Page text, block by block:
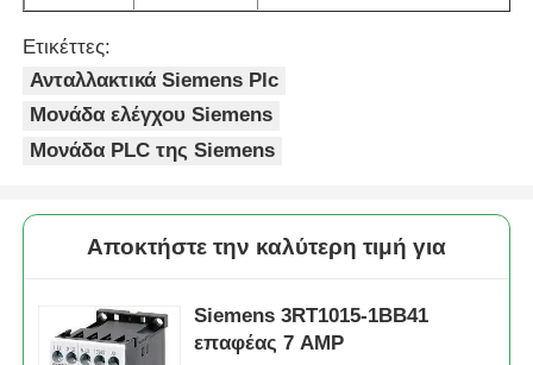
Ετικέττες:
Ανταλλακτικά Siemens Plc
Μονάδα ελέγχου Siemens
Μονάδα PLC της Siemens
Αποκτήστε την καλύτερη τιμή για
Siemens 3RT1015-1BB41
επαφέας 7 AMP